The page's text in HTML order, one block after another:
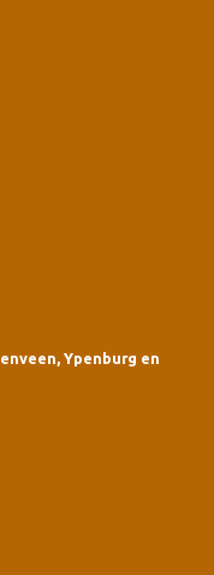
Ypenburg en